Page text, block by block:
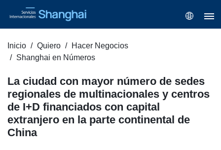
Inicio Quiero
Hacer Negocios
Shanghai en Números
La ciudad con mayor número de sedes
regionales de multinacionales y centros
de I+D financiados con capital
extranjero en la parte continental de
China